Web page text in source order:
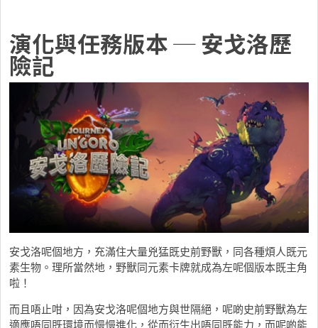
演化與任務版本 ─ 安戈洛歷
險記
安戈洛呢個地方，充滿住大量兇猛既史前野獸，同各種煩人既元
素生物。理所當然地，野獸同元素卡牌就成為左呢個版本既主角
啦！
而且唔止咁，因為安戈洛呢個地方與世隔絕，呢啲史前野獸為左
適應唔同既環境而慢慢進化，從而衍生出唔同既能力，而呢啲能